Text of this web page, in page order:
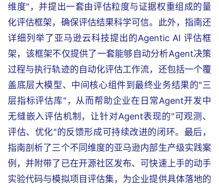
维度"，并提出一套由评估粒度与证据权重组成的量
化评估框架，确保评估结果科学可信。此外，指南还
详细列举了亚马逊云科技提出的Agentic AI 评估框
架，该框架不仅提供了一套能够自动分析Agent决策
过程与执行轨迹的自动化评估工作流，还包括一个覆
盖底层大模型、中间核心组件到最终业务结果的"三
层指标评估库"，从而帮助企业在日常Agent开发中
无缝嵌入评估机制，让针对Agent表现的"可观测、
评估、优化"的反馈形成可持续改进的闭环。最后，
指南剖析了三个不同维度的亚马逊内部生产级实践案
例，并附带了已在开源社区发布、可快速上手的动手
实验代码与模拟项目评估集，为企业提供具体落地的